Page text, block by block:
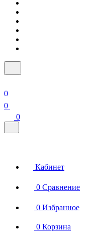
0
0
0
Кабинет
0 Сравнение
0 Избранное
0 Корзина